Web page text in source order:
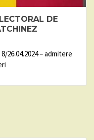
DE
26.04.2024 – admitere